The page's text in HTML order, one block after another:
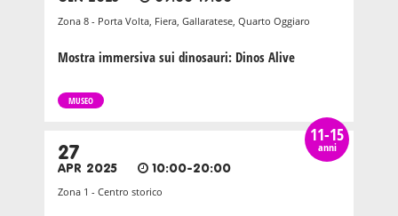
Zona 8 - Porta Volta, Fiera, Gallaratese, Quarto Oggiaro
Mostra immersiva sui dinosauri: Dinos Alive
MUSEO
11-15
anni
27
APR 2025 10:00-20:00
Zona 1 - Centro storico